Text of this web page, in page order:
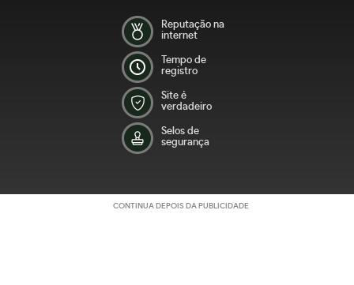
Reputação na
internet
Tempo de
registro
Site é
verdadeiro
Selos de
segurança
CONTINUA DEPOIS DA PUBLICIDADE